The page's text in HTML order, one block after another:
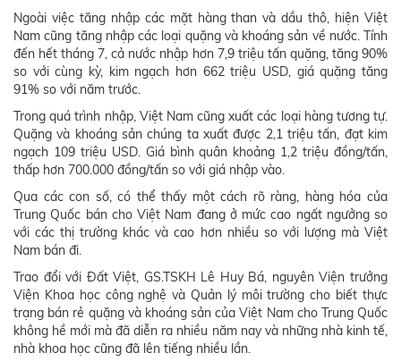
Ngoài việc tăng nhập các mặt hàng than và dầu thô, hiện Việt
Nam cũng tăng nhập các loại quặng và khoáng sản về nước. Tính
đến hết tháng 7, cả nước nhập hơn 7,9 triệu tấn quặng, tăng 90%
so với cùng kỳ, kim ngạch hơn 662 triệu USD, giá quặng tăng
91% so với năm trước.
Trong quá trình nhập, Việt Nam cũng xuất các loại hàng tương tự.
Quặng và khoáng sản chúng ta xuất được 2,1 triệu tấn, đạt kim
ngạch 109 triệu USD. Giá bình quân khoảng 1,2 triệu đồng/tấn,
thấp hơn 700.000 đồng/tấn so với giá nhập vào.
Qua các con số, có thể thấy một cách rõ ràng, hàng hóa của
Trung Quốc bán cho Việt Nam đang ở mức cao ngất ngưởng so
với các thị trường khác và cao hơn nhiều so với lượng mà Việt
Nam bán đi.
Trao đổi với Đất Việt, GS.TSKH Lê Huy Bá, nguyên Viện trưởng
Viện Khoa học công nghệ và Quản lý môi trường cho biết thực
trạng bán rẻ quặng và khoáng sản của Việt Nam cho Trung Quốc
không hề mới mà đã diễn ra nhiều năm nay và những nhà kinh tế,
nhà khoa học cũng đã lên tiếng nhiều lần.